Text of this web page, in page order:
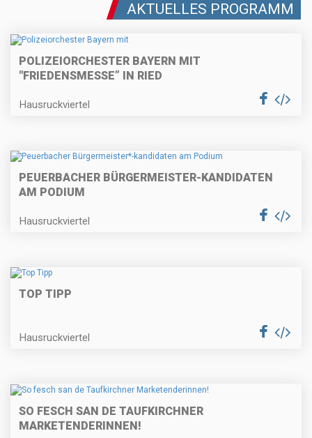
AKTUELLES PROGRAMM
POLIZEIORCHESTER BAYERN MIT
"FRIEDENSMESSE” IN RIED
Hausruckviertel
PEUERBACHER BÜRGERMEISTER-KANDIDATEN
AM PODIUM
Hausruckviertel
TOP TIPP
Hausruckviertel
SO FESCH SAN DE TAUFKIRCHNER
MARKETENDERINNEN!